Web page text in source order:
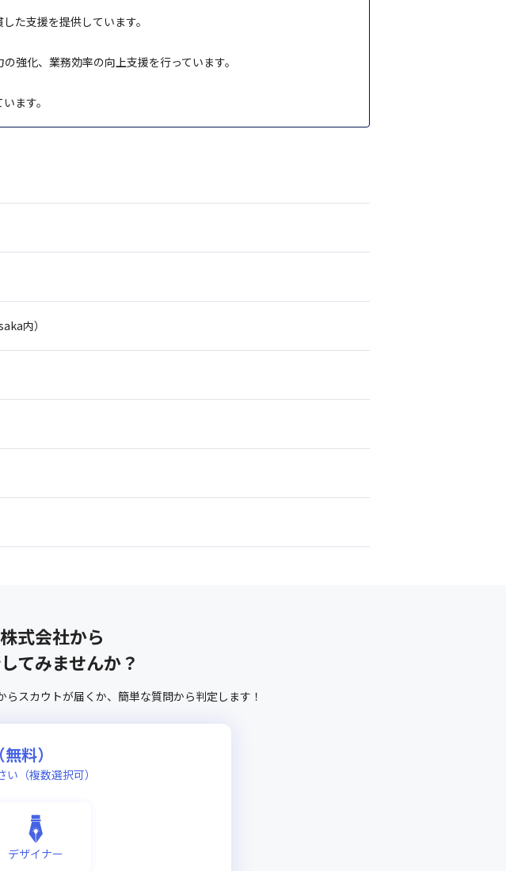
た支援を提供しています。
強化、業務効率の向上支援を行っています。
ます。
内）
式会社から
てみませんか？
スカウトが届くか、 簡単な質問から判定します！
料）
（複数選択可）
デザイナー